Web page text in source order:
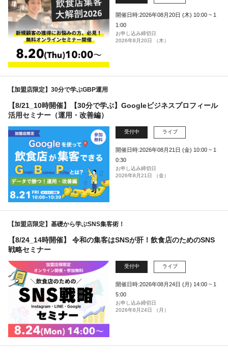
開催日時:2026年08月20日 (木) 10:00 ~ 1
1:00
お申し込み締切日
2026年8月20日 （木）
【加盟店限定】30分で学ぶGBP運用
【8/21_10時開催】【30分で学ぶ】Googleビジネスプロフィール
活用セミナー（運用・改善編）
受付中 ライブ
開催日時:2026年08月21日 (金) 10:00 ~ 1
0:30
お申し込み締切日
2026年8月21日 （金）
【加盟店限定】基礎から学ぶSNS集客術！
【8/24_14時開催】 令和の集客はSNSが肝！飲食店のためのSNS
戦略セミナー
受付中 ライブ
開催日時:2026年08月24日 (月) 14:00 ~ 1
5:00
お申し込み締切日
2026年8月24日 （月）